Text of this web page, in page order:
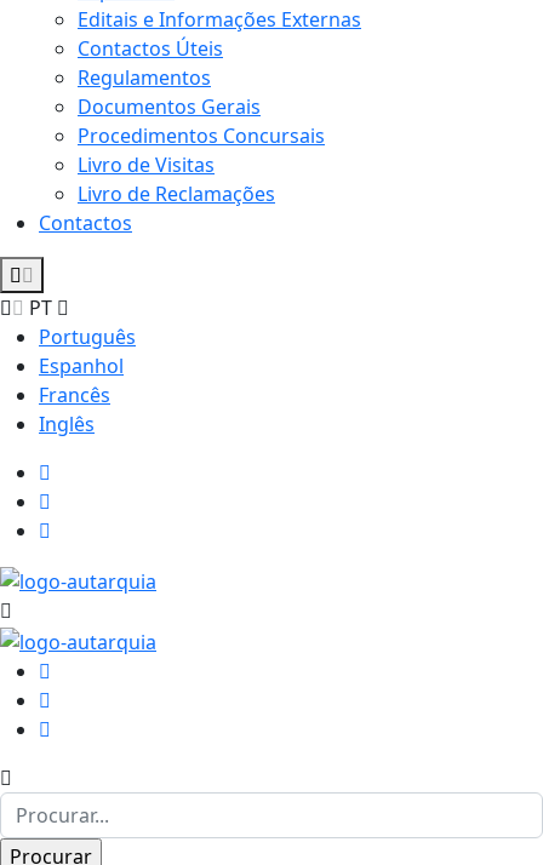
Editais e Informações Externas
Contactos Úteis
Regulamentos
Documentos Gerais
Procedimentos Concursais
Livro de Visitas
Livro de Reclamações
Contactos
PT
Português
Espanhol
Francês
Inglês